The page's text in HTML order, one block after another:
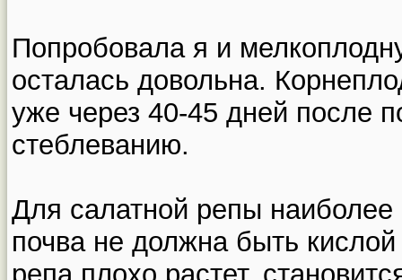
Попробовала я и
осталась довольна.
уже через 40-45 дней после
стеблеванию.
Для салатной репы наиболее
почва не должна быть